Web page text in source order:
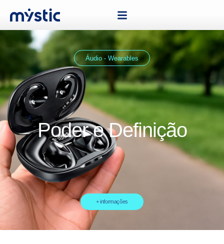
Áudio - Wearables
Poder e Definição
+ informações